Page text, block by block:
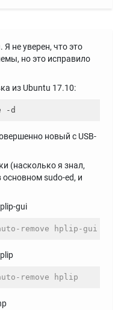
не уверен, что это
но это исправило
из Ubuntu 17.10:
-d
новый с USB-
(насколько я знал,
sudo-ed, и
gui
remove hplip-gui
remove hplip